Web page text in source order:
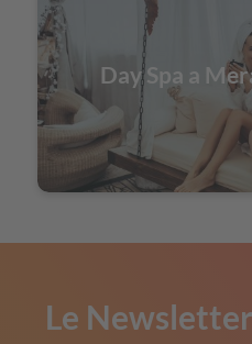
Day Spa a
Le